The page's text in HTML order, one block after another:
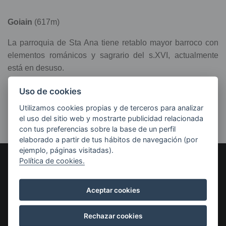
Goiain (617m)
La parroquia de Sta Ana tiene retablo mayor barroco con
elementos románicos y sagrario del s.XVI, actualmente
está en desuso.
Las fiestas son el 26 de julio (Sta. Ana).
Carmen Kalea, 10, 01170
Legutio, Araba
Cómo llegar
Servicios municipales
Uso de cookies
Utilizamos cookies propias y de terceros para analizar
el uso del sitio web y mostrarte publicidad relacionada
con tus preferencias sobre la base de un perfil
elaborado a partir de tus hábitos de navegación (por
ejemplo, páginas visitadas).
Política de cookies.
Aceptar cookies
Rechazar cookies